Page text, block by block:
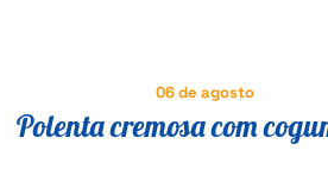
06 de agosto
Polenta cremosa com